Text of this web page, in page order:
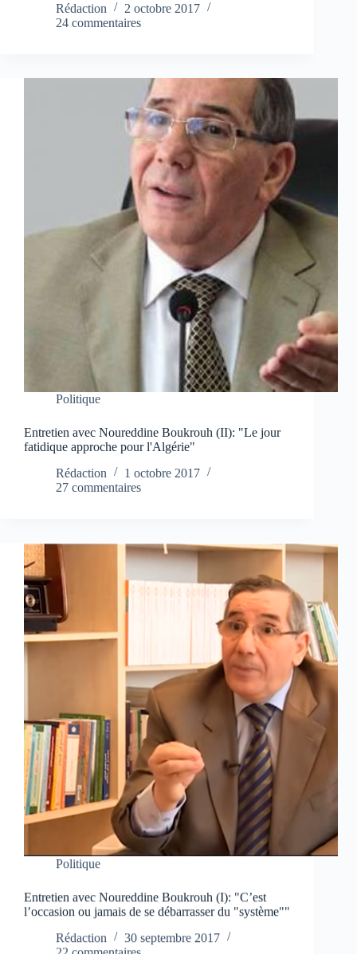
Rédaction
2 octobre 2017
24 commentaires
Politique
Entretien avec Noureddine Boukrouh (II): "Le jour
fatidique approche pour l'Algérie"
Rédaction
1 octobre 2017
27 commentaires
Politique
Entretien avec Noureddine Boukrouh (I): "C’est
l’occasion ou jamais de se débarrasser du "système""
Rédaction
30 septembre 2017